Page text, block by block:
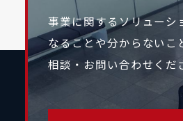
事業に関するソリューシ
なることや分からないこ
相談・お問い合わせくだ